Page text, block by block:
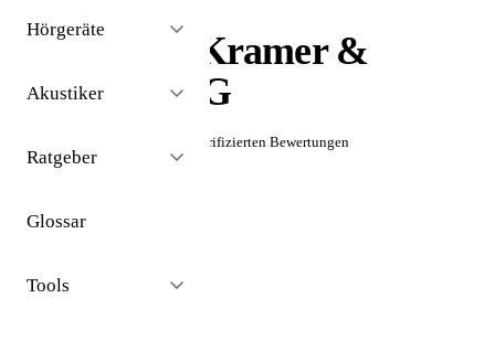
Hörgeräte
Akustiker
Ratgeber
Glossar
Tools
Hörgeräte Kramer &
Reuter OHG
Noch keine verifizierten Bewertungen